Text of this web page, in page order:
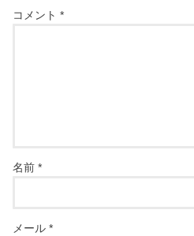
コメント*
名前*
メール*